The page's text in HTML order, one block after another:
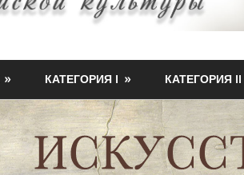
КАТЕГОРИЯ I КАТЕГОРИЯ II